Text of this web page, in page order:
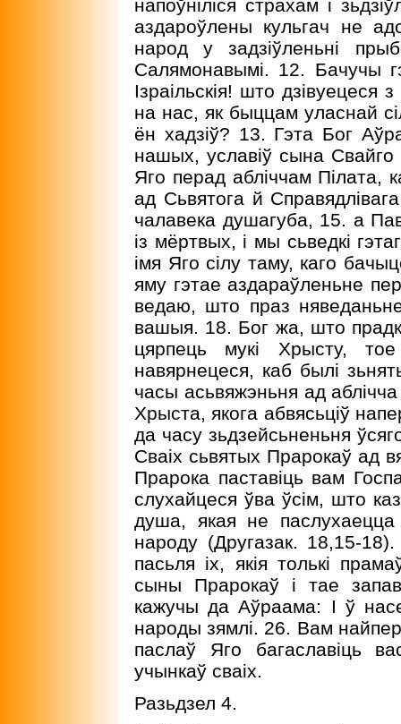
напоўніліся страхам і
аздароўлены кульгач не
народ у задзіўленьні
Салямонавымі. 12. Бачучы
Ізраільскія! што дзівуецеся
на нас, як быццам уласнай
ён хадзіў? 13. Гэта Бог
нашых, уславіў сына Свайго
Яго перад абліччам Пілата,
ад Сьвятога й
чалавека душагуба, 15. а
із мёртвых, і мы сьведкі
імя Яго сілу таму, каго
яму гэтае аздараўленьне
ведаю, што праз
вашыя. 18. Бог жа, што
цярпець мукі Хрысту,
навярнецеся, каб былі
часы асьвяжэньня ад
Хрыста, якога абвясьціў
да часу зьдзейсьненьня
Сваіх сьвятых Прарокаў ад
Прарока паставіць вам
слухайцеся ўва ўсім, што
душа, якая не
народу (Другазак. 18,15-
пасьля іх, якія толькі
сыны Прарокаў і тае
кажучы да Аўраама: I ў
народы зямлі. 26. Вам
паслаў Яго багаславіць
учынкаў сваіх.
Разьдзел 4.